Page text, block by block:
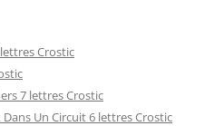
Crostic
7 lettres Crostic
Un Circuit 6 lettres Crostic